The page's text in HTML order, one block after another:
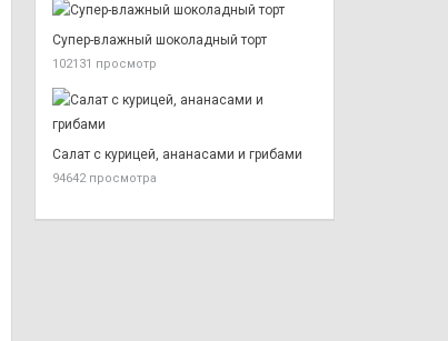
Супер-влажный шоколадный торт
102131 просмотр
Салат с курицей, ананасами и грибами
94642 просмотра